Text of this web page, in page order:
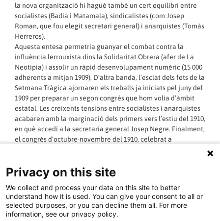
la nova organització hi hagué també un cert equilibri entre
socialistes (Badia i Matamala), sindicalistes (com Josep
Roman, que fou elegit secretari general) i anarquistes (Tomàs
Herreros).
Aquesta entesa permetria guanyar el combat contra la
influència lerrouxista dins la Solidaritat Obrera (afer de La
Neotipia) i assolir un ràpid desenvolupament numèric (15 000
adherents a mitjan 1909). D’altra banda, l’esclat dels fets de la
Setmana Tràgica ajornaren els treballs ja iniciats pel juny del
1909 per preparar un segon congrés que hom volia d’àmbit
estatal. Les creixents tensions entre socialistes i anarquistes
acabaren amb la marginació dels primers vers l’estiu del 1910,
en què accedí a la secretaria general Josep Negre. Finalment,
el congrés d’octubre-novembre del 1910, celebrat a
LLEGIR MÉS »
02/07/2012 - 19:51:00
Privacy on this site
We collect and process your data on this site to better
understand how it is used. You can give your consent to all or
selected purposes, or you can decline them all. For more
information, see our privacy policy.